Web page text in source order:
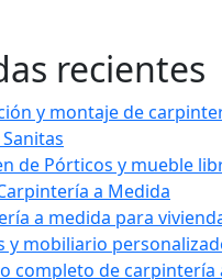
recientes
y montaje de
de Pórticos y mueble
a Medida
a medida para
y mobiliario
completo de carpintería